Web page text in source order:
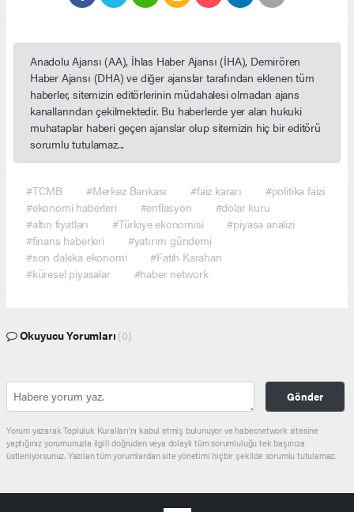
Anadolu Ajansı (AA), İhlas Haber Ajansı (İHA), Demirören
Haber Ajansı (DHA) ve diğer ajanslar tarafından eklenen tüm
haberler, sitemizin editörlerinin müdahalesi olmadan ajans
kanallarından çekilmektedir. Bu haberlerde yer alan hukuki
muhataplar haberi geçen ajanslar olup sitemizin hiç bir editörü
sorumlu tutulamaz...
#TCMB #Merkez Bankası #faiz kararı
#politika faizi
#ekonomi haberleri
#enflasyon
#dolar kuru
#altın fiyatları
#Türkiye ekonomisi
#piyasa analizi
#finans haberleri
#yatırım gündemi
#son dakika ekonomi
#Fatih Karahan
#küresel piyasalar
#haber network
Okuyucu Yorumları (0)
Gönder
Yorum yazarak Topluluk Kuralları’nı kabul etmiş bulunuyor ve haber.network sitesine
yaptığınız yorumunuzla ilgili doğrudan veya dolaylı tüm sorumluluğu tek başınıza
üstleniyorsunuz. Yazılan tüm yorumlardan site yönetimi hiçbir şekilde sorumlu tutulamaz.